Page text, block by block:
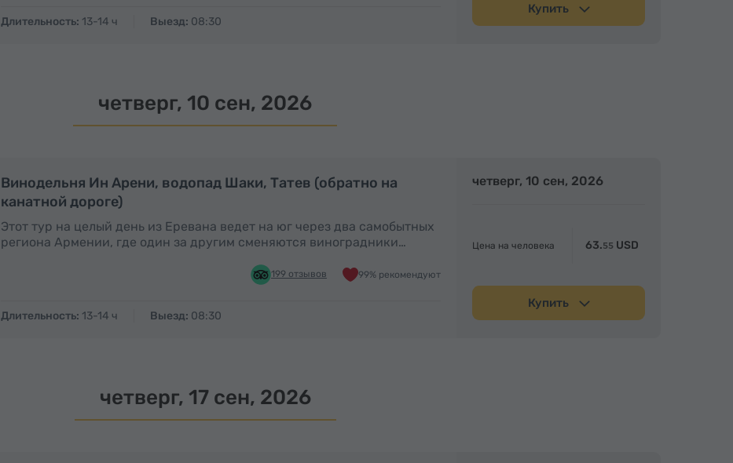
Длительность: 13-14 ч Выезд: 08:30
Купить
четверг, 10 сен, 2026
Полный день Полный день
Винодельня Ин Арени, водопад Шаки, Татев (обратно на
канатной дороге)
Этот тур на целый день из Еревана ведет на юг через два самобытных
региона Армении, где один за другим сменяются виноградники…
199 отзывов 99% рекомендуют
Длительность: 13-14 ч Выезд: 08:30
четверг, 10 сен, 2026
Цена на человека 63.55 USD
Купить
четверг, 17 сен, 2026